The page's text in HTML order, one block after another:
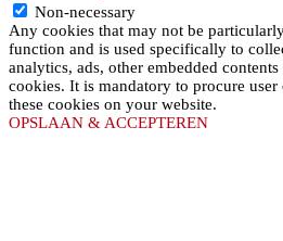
Non-necessary
Any cookies that may not be
function and is used specifically to
analytics, ads, other embedded
cookies. It is mandatory to procure
these cookies on your website.
OPSLAAN & ACCEPTEREN